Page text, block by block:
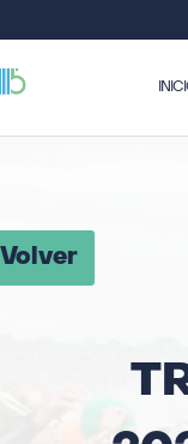
Volver